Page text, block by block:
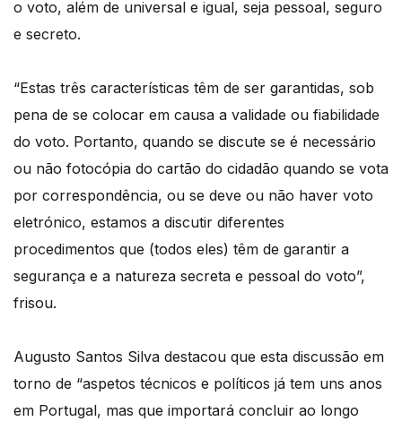
o voto, além de universal e igual, seja pessoal, seguro
e secreto.
“Estas três características têm de ser garantidas, sob
pena de se colocar em causa a validade ou fiabilidade
do voto. Portanto, quando se discute se é necessário
ou não fotocópia do cartão do cidadão quando se vota
por correspondência, ou se deve ou não haver voto
eletrónico, estamos a discutir diferentes
procedimentos que (todos eles) têm de garantir a
segurança e a natureza secreta e pessoal do voto”,
frisou.
Augusto Santos Silva destacou que esta discussão em
torno de “aspetos técnicos e políticos já tem uns anos
em Portugal, mas que importará concluir ao longo